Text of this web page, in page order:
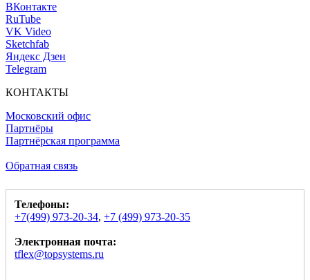
ВКонтакте
RuTube
VK Video
Sketchfab
Яндекс Дзен
Telegram
КОНТАКТЫ
Московский офис
Партнёры
Партнёрская программа
Обратная связь
Телефоны:
+7(499) 973-20-34, +7 (499) 973-20-35
Электронная почта:
tflex@topsystems.ru